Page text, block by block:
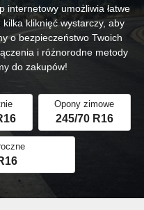
internetowy umożliwia łatwe
kliknięć wystarczy, aby
o bezpieczeństwo Twoich
i różnorodne metody
do zakupów!
Opony zimowe
245/70 R16